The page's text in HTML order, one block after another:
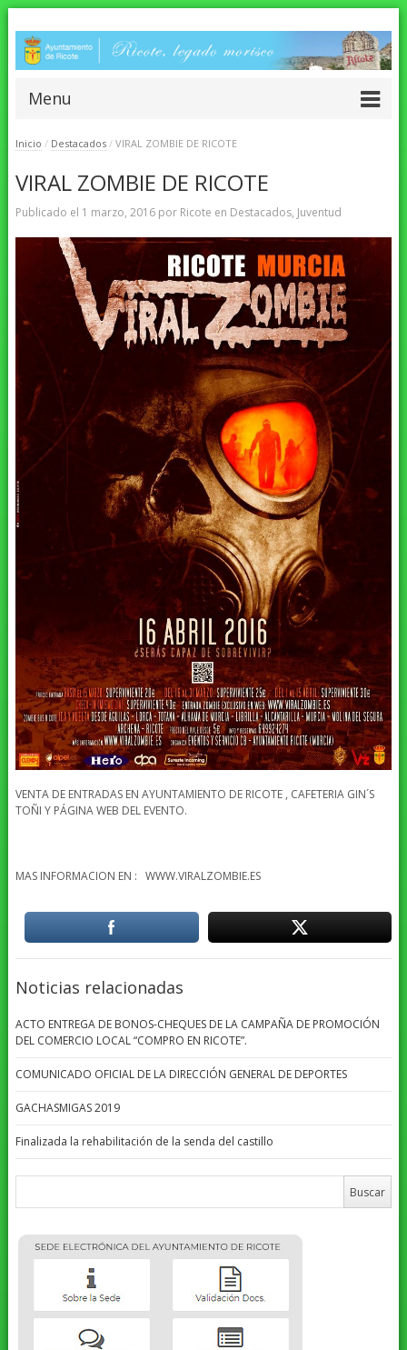
Menu
Inicio / Destacados / VIRAL ZOMBIE DE RICOTE
VIRAL ZOMBIE DE RICOTE
Publicado el 1 marzo, 2016por Ricote en Destacados, Juventud
VENTA DE ENTRADAS EN AYUNTAMIENTO DE RICOTE , CAFETERIA GIN´S
TOÑI Y PÁGINA WEB DEL EVENTO.
MAS INFORMACION EN : WWW.VIRALZOMBIE.ES
Noticias relacionadas
ACTO ENTREGA DE BONOS-CHEQUES DE LA CAMPAÑA DE PROMOCIÓN
DEL COMERCIO LOCAL “COMPRO EN RICOTE”.
COMUNICADO OFICIAL DE LA DIRECCIÓN GENERAL DE DEPORTES
GACHASMIGAS 2019
Finalizada la rehabilitación de la senda del castillo